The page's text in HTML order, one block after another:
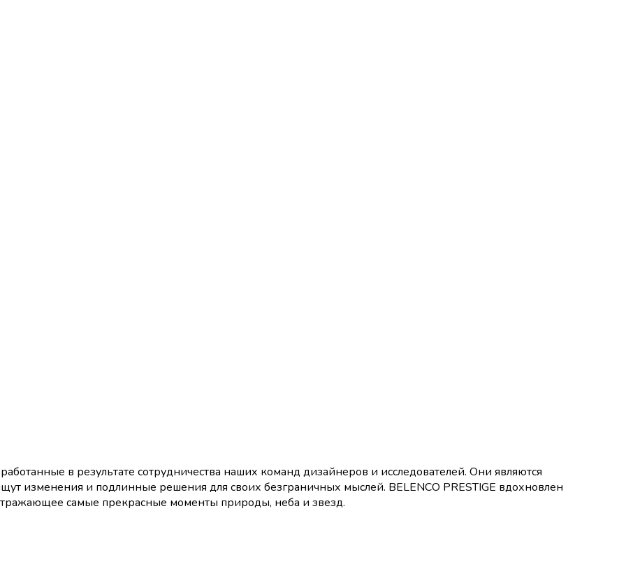
в результате сотрудничества наших команд дизайнеров и исследователей. Они являются
изменения и подлинные решения для своих безграничных мыслей. BELENCO PRESTIGE вдохновлен
самые прекрасные моменты природы, неба и звезд.